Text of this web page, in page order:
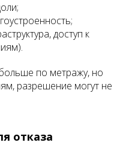
доступ к
по метражу, но
разрешение могут не
отказа